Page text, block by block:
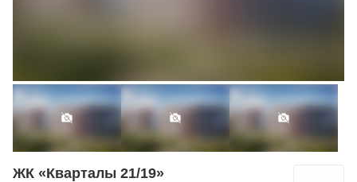
ЖК «Кварталы 21/19»